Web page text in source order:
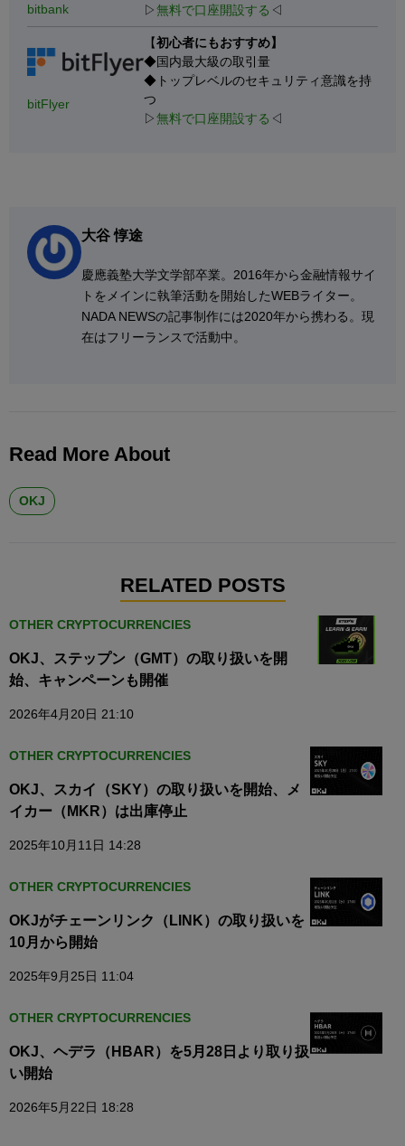
bitbank
▷無料で口座開設する ◁
bitFlyer
【初心者にもおすすめ】
◆国内最大級の取引量
◆トップレベルのセキュリティ意識を持
つ
▷無料で口座開設する ◁
大谷 惇途
慶應義塾大学文学部卒業。2016年から金融情報サイ
トをメインに執筆活動を開始したWEBライター。
NADA NEWSの記事制作には2020年から携わる。現
在はフリーランスで活動中。
Read More About
OKJ
RELATED POSTS
OTHER CRYPTOCURRENCIES
OKJ、ステップン（GMT）の取り扱いを開
始、キャンペーンも開催
2026年4月20日 21:10
OTHER CRYPTOCURRENCIES
OKJ、スカイ（SKY）の取り扱いを開始、メ
イカー（MKR）は出庫停止
2025年10月11日 14:28
OTHER CRYPTOCURRENCIES
OKJがチェーンリンク（LINK）の取り扱いを
10月から開始
2025年9月25日 11:04
OTHER CRYPTOCURRENCIES
OKJ、ヘデラ（HBAR）を5月28日より取り扱
い開始
2026年5月22日 18:28